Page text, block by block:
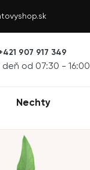
907 917 349
od 07:30 - 16:00
Nechty